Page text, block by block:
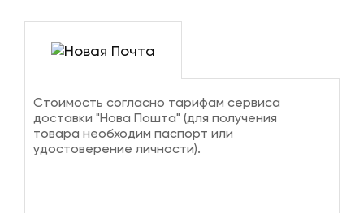
Стоимость согласно тарифам сервиса
доставки "Нова Пошта" (для получения
товара необходим паспорт или
удостоверение личности).